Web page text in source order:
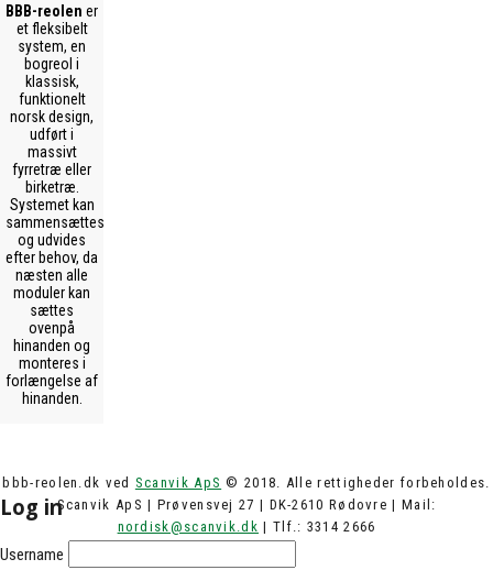
BBB-reolen er
et fleksibelt
system, en
bogreol i
klassisk,
funktionelt
norsk design,
udført i
massivt
fyrretræ eller
birketræ.
Systemet kan
sammensættes
og udvides
efter behov, da
næsten alle
moduler kan
sættes
ovenpå
hinanden og
monteres i
forlængelse af
hinanden.
bbb-reolen.dk ved Scanvik ApS © 2018. Alle rettigheder forbeholdes.
Scanvik ApS | Prøvensvej 27 | DK-2610 Rødovre | Mail:
nordisk@scanvik.dk | Tlf.: 3314 2666
Log in
Username